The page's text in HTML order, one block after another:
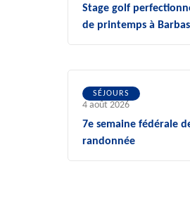
Stage golf
de printemps à
SÉJOURS
4 août 2026
7e semaine fédérale
randonnée